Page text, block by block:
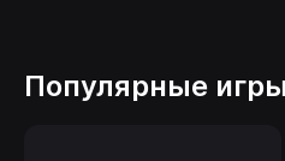
Популярные игры